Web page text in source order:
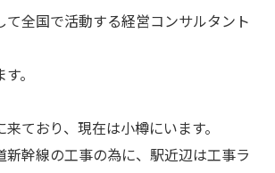
て全国で活動する経営コンサルタント
。
ており、現在は小樽にいます。
新幹線の工事の為に、駅近辺は工事ラ